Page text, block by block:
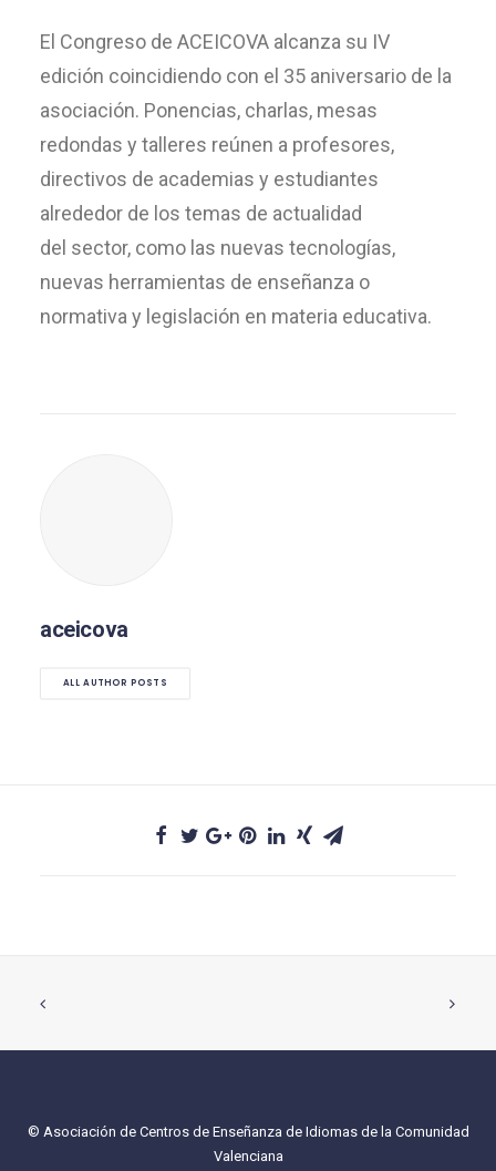
El Congreso de ACEICOVA alcanza su IV
edición coincidiendo con el 35 aniversario de la
asociación. Ponencias, charlas, mesas
redondas y talleres reúnen a profesores,
directivos de academias y estudiantes
alrededor de los temas de actualidad
del sector, como las nuevas tecnologías,
nuevas herramientas de enseñanza o
normativa y legislación en materia educativa.
aceicova
ALL AUTHOR POSTS
© Asociación de Centros de Enseñanza de Idiomas de la Comunidad
Valenciana